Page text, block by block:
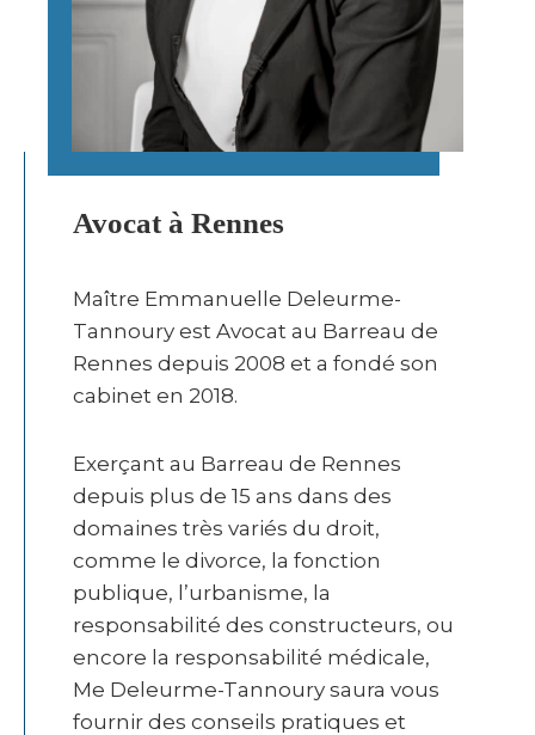
Avocat à Rennes
Maître Emmanuelle Deleurme-
Tannoury est Avocat au Barreau de
Rennes depuis 2008 et a fondé son
cabinet en 2018.
Exerçant au Barreau de Rennes
depuis plus de 15 ans dans des
domaines très variés du droit,
comme le divorce, la fonction
publique, l’urbanisme, la
responsabilité des constructeurs, ou
encore la responsabilité médicale,
Me Deleurme-Tannoury saura vous
fournir des conseils pratiques et